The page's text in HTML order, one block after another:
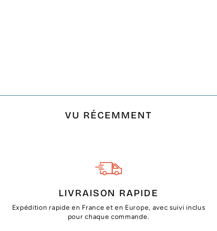
VU RÉCEMMENT
LIVRAISON RAPIDE
Expédition rapide en France et en Europe, avec suivi inclus
pour chaque commande.